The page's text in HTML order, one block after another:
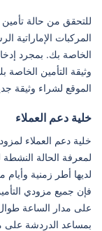
للتحقق من حالة
المركبات الإماراتية
الخاصة بك. بمجرد
وثيقة التأمين الخاصة
الموقع لشراء وثيقة
خلية دعم العملاء
خلية دعم العملاء
لمعرفة الحالة
لديها أطر زمنية
فإن جميع مزودي
على مدار الساعة
بمساعد الدردشة على